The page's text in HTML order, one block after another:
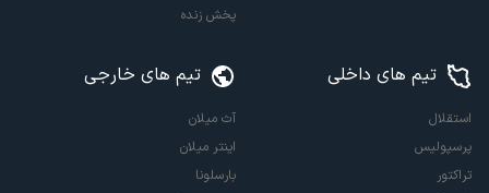
پخش زنده
تیم های داخلی
استقلال
پرسپولیس
تراکتور
تیم های خارجی
آث میلان
اینتر میلان
بارسلونا